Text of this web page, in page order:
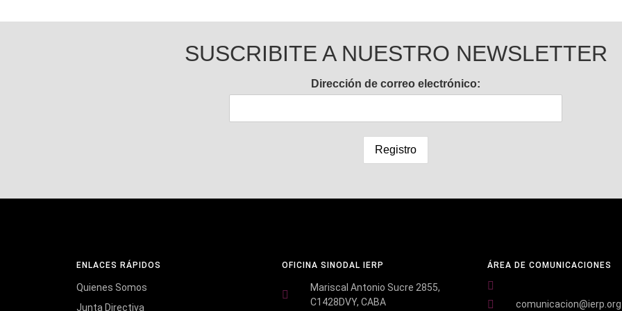
SUSCRIBITE A NUESTRO NEWSLETTER
Dirección de correo electrónico:
ENLACES RÁPIDOS
Quienes Somos
Junta Directiva
OFICINA SINODAL IERP
Mariscal Antonio Sucre 2855,
C1428DVY, CABA
ÁREA DE COMUNICACIONES